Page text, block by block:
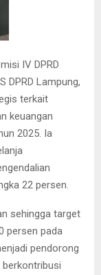
IV DPRD
DPRD Lampung,
terkait
keuangan
2025. Ia
22 persen.
sehingga target
persen pada
pendorong